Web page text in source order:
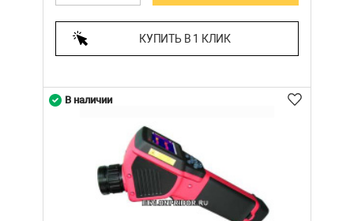
КУПИТЬ В 1 КЛИК
В наличии